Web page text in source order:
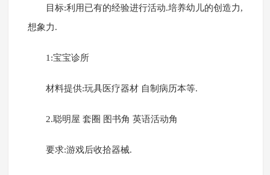
目标:利用已有的经验进行活动.培养幼儿的创造力,
想象力.
1:宝宝诊所
材料提供:玩具医疗器材 自制病历本等.
2.聪明屋 套圈 图书角 英语活动角
要求:游戏后收拾器械.